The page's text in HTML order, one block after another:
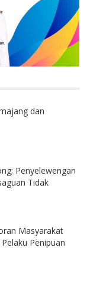
dan
Penyelewengan
Tidak
Masyarakat
Penipuan